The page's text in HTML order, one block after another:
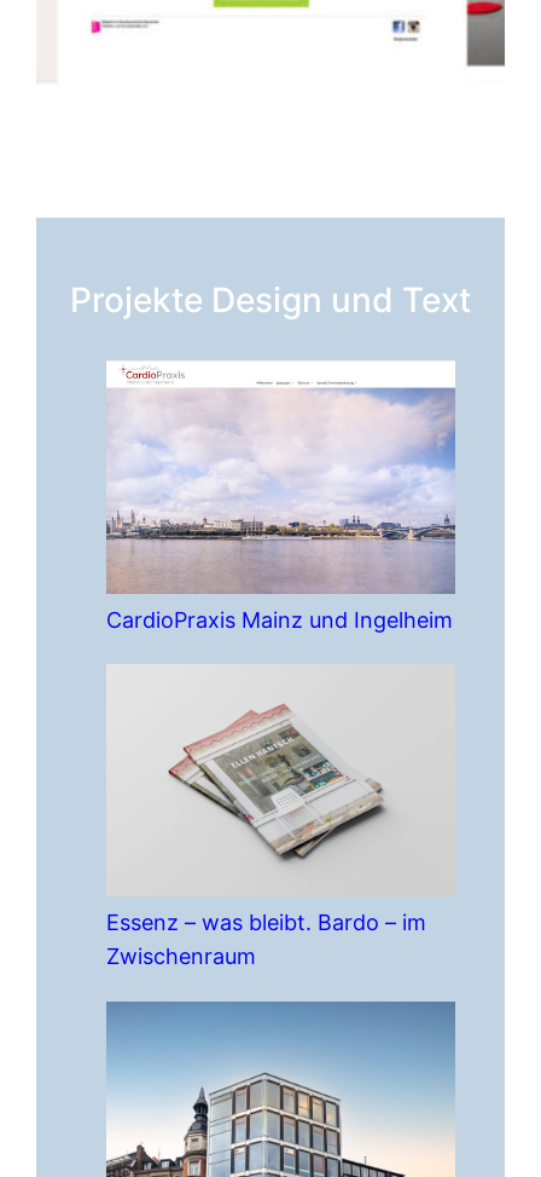
Projekte Design und Text
CardioPraxis Mainz und Ingelheim
Essenz – was bleibt. Bardo – im
Zwischenraum